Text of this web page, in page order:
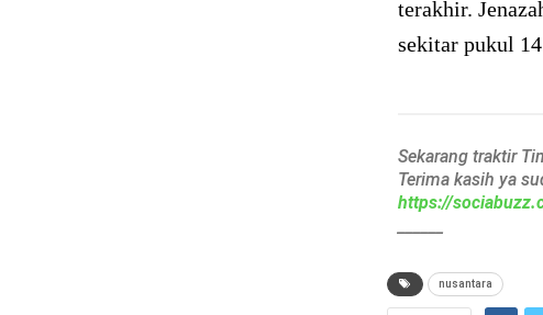
terakhir.
sekitar pukul
Sekarang traktir
Terima kasih ya
https://
nusantara